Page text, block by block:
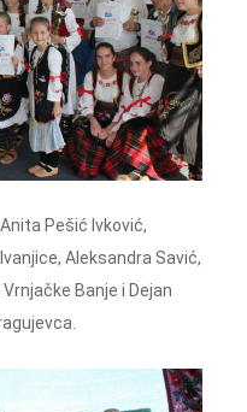
Pešić Ivković,
Aleksandra Savić,
Banje i Dejan